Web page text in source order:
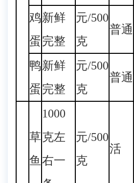
鸡
蛋
新鲜
完整
元/500
克
普通
鸭
蛋
新鲜
完整
元/500
克
普通
草
鱼
1000
克左
右一
元/500
克
活